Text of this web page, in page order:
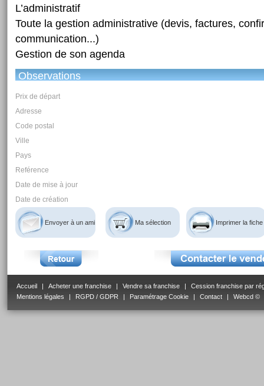
L’administratif
Toute la gestion administrative (devis, factures,
communication...)
Gestion de son agenda
Observations
Prix de départ
Adresse
Code postal
Ville
Pays
Reférence
Date de mise à jour
Date de création
Envoyer à un ami Ma sélection Imprimer la fiche
Accueil Acheter une franchise Vendre sa franchise
Cession franchise par
Mentions légales
RGPD / GDPR Paramétrage Cookie Contact Webcd ©